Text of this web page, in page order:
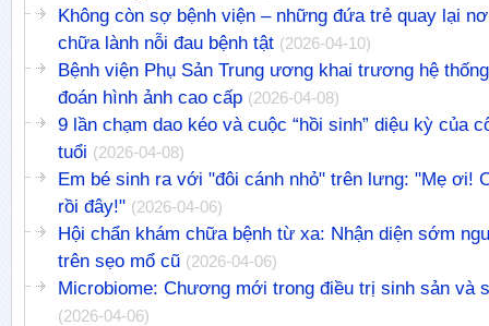
Không còn sợ bệnh viện – những đứa trẻ quay lại
chữa lành nỗi đau bệnh tật (2026-04-10)
Bệnh viện Phụ Sản Trung ương khai trương hệ
đoán hình ảnh cao cấp (2026-04-08)
9 lần chạm dao kéo và cuộc “hồi sinh” diệu kỳ của
tuổi (2026-04-08)
Em bé sinh ra với "đôi cánh nhỏ" trên lưng: "Mẹ ơi!
rồi đây!" (2026-04-06)
Hội chẩn khám chữa bệnh từ xa: Nhận diện sớm
trên sẹo mổ cũ (2026-04-06)
Microbiome: Chương mới trong điều trị sinh sản và
(2026-04-06)